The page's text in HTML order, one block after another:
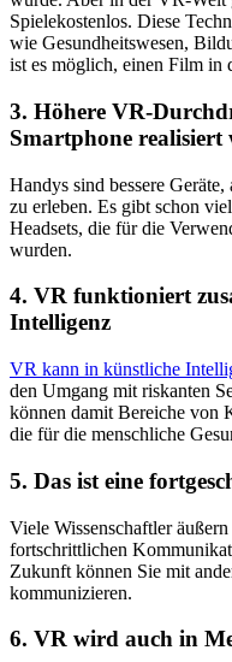
Spielekostenlos. Diese
wie Gesundheitswesen,
ist es möglich, einen Film in
3. Höhere VR-
Smartphone realisiert
Handys sind bessere
zu erleben. Es gibt schon
Headsets, die für die
wurden.
4. VR funktioniert
Intelligenz
VR kann in künstliche
den Umgang mit riskanten
können damit Bereiche von
die für die menschliche
5. Das ist eine
Viele Wissenschaftler
fortschrittlichen
Zukunft können Sie mit
kommunizieren.
6. VR wird auch in